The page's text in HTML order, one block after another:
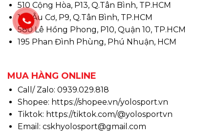
510 Cộng Hòa, P13, Q.Tân Bình, TP.HCM
146 Âu Cơ, P9, Q.Tân Bình, TP.HCM
580 Lê Hồng Phong, P10, Quận 10, TP.HCM
195 Phan Đình Phùng, Phú Nhuận, HCM
MUA HÀNG ONLINE
Call/ Zalo: 0939.029.818
Shopee: https://shopee.vn/yolosport.vn
Tiktok: https://tiktok.com/@yolosportvn
Email: cskhyolosport@gmail.com